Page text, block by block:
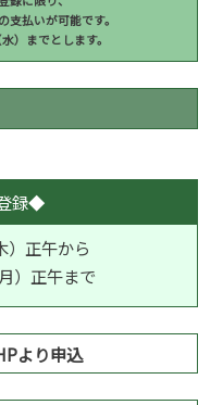
支払いが可能です。
）までとします。
録◆
）正午から
）正午まで
より申込